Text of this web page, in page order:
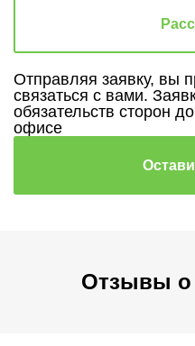
Отправляя заявку, вы
связаться с вами.
обязательств сторон
офисе
Отзывы о